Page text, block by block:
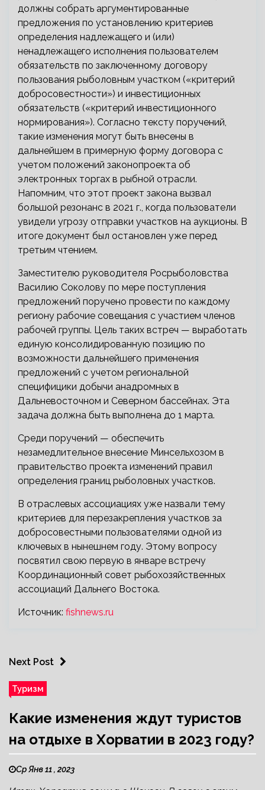
должны собрать аргументированные
предложения по установлению критериев
определения надлежащего и (или)
ненадлежащего исполнения пользователем
обязательств по заключенному договору
пользования рыболовным участком («критерий
добросовестности») и инвестиционных
обязательств («критерий инвестиционного
нормирования»). Согласно тексту поручений,
такие изменения могут быть внесены в
дальнейшем в примерную форму договора с
учетом положений законопроекта об
электронных торгах в рыбной отрасли.
Напомним, что этот проект закона вызвал
большой резонанс в 2021 г., когда пользователи
увидели угрозу отправки участков на аукционы. В
итоге документ был остановлен уже перед
третьим чтением.
Заместителю руководителя Росрыболовства
Василию Соколову по мере поступления
предложений поручено провести по каждому
региону рабочие совещания с участием членов
рабочей группы. Цель таких встреч — выработать
единую консолидированную позицию по
возможности дальнейшего применения
предложений с учетом региональной
специфицики добычи анадромных в
Дальневосточном и Северном бассейнах. Эта
задача должна быть выполнена до 1 марта.
Среди поручений — обеспечить
незамедлительное внесение Минсельхозом в
правительство проекта изменений правил
определения границ рыболовных участков.
В отраслевых ассоциациях уже назвали тему
критериев для перезакрепления участков за
добросовестными пользователями одной из
ключевых в нынешнем году. Этому вопросу
посвятил свою первую в январе встречу
Координационный совет рыбохозяйственных
ассоциаций Дальнего Востока.
Источник: fishnews.ru
Next Post
Туризм
Какие изменения ждут туристов
на отдыхе в Хорватии в 2023 году?
Ср Янв 11 , 2023